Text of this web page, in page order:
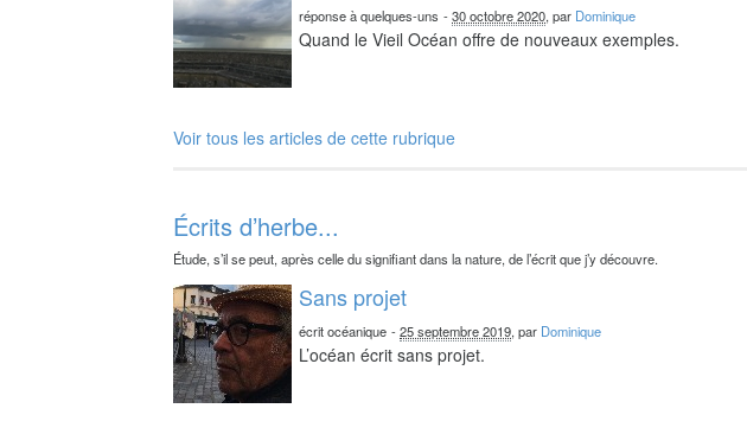
réponse à quelques-uns -30 octobre 2020, par Dominique
Quand le Vieil Océan offre de nouveaux exemples.
Voir tous les articles de cette rubrique
Écrits d’herbe...
Étude, s’il se peut, après celle du signifiant dans la nature, de l’écrit que j’y découvre.
Sans projet
écrit océanique -25 septembre 2019, par Dominique
L’océan écrit sans projet.